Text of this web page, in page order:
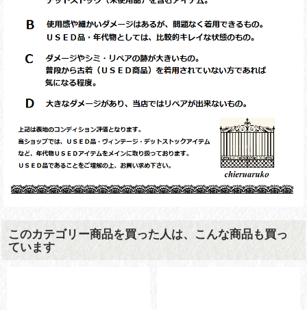
このカテゴリー商品を買った人は、こんな商品も買っ
ています